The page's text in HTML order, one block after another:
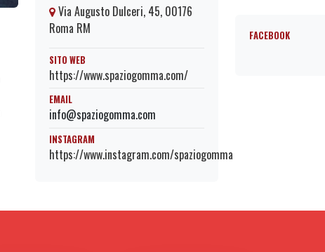
Via Augusto Dulceri, 45, 00176
Roma RM
SITO WEB
https://www.spaziogomma.com/
EMAIL
info@spaziogomma.com
INSTAGRAM
https://www.instagram.com/spaziogomma
FACEBOOK